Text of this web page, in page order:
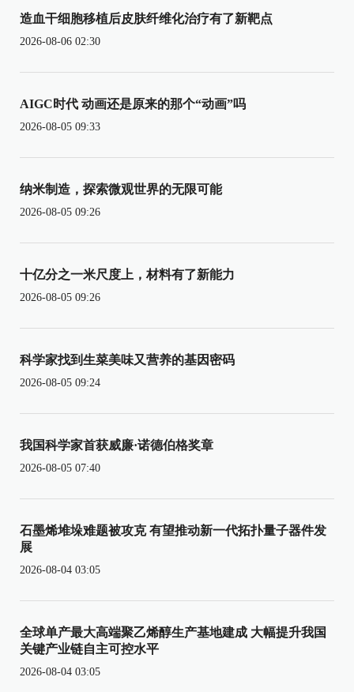
造血干细胞移植后皮肤纤维化治疗有了新靶点
2026-08-06 02:30
AIGC时代 动画还是原来的那个“动画”吗
2026-08-05 09:33
纳米制造，探索微观世界的无限可能
2026-08-05 09:26
十亿分之一米尺度上，材料有了新能力
2026-08-05 09:26
科学家找到生菜美味又营养的基因密码
2026-08-05 09:24
我国科学家首获威廉·诺德伯格奖章
2026-08-05 07:40
石墨烯堆垛难题被攻克 有望推动新一代拓扑量子器件发
展
2026-08-04 03:05
全球单产最大高端聚乙烯醇生产基地建成 大幅提升我国
关键产业链自主可控水平
2026-08-04 03:05